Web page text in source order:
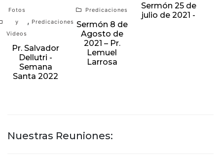
Fotos
y
Videos
, Predicaciones
Pr. Salvador
Dellutri -
Semana
Santa 2022
Predicaciones
Sermón 8 de
Agosto de
2021 – Pr.
Lemuel
Larrosa
Sermón 25 de
julio de 2021 -
Nuestras Reuniones: